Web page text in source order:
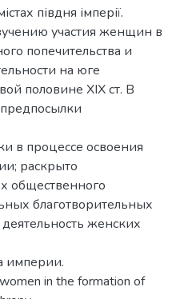
півдня імперії.
участия женщин в
попечительства и
на юге
половине XIX ст. В
в процессе освоения
раскрыто
общественного
благотворительных
женских
империи.
in the formation of